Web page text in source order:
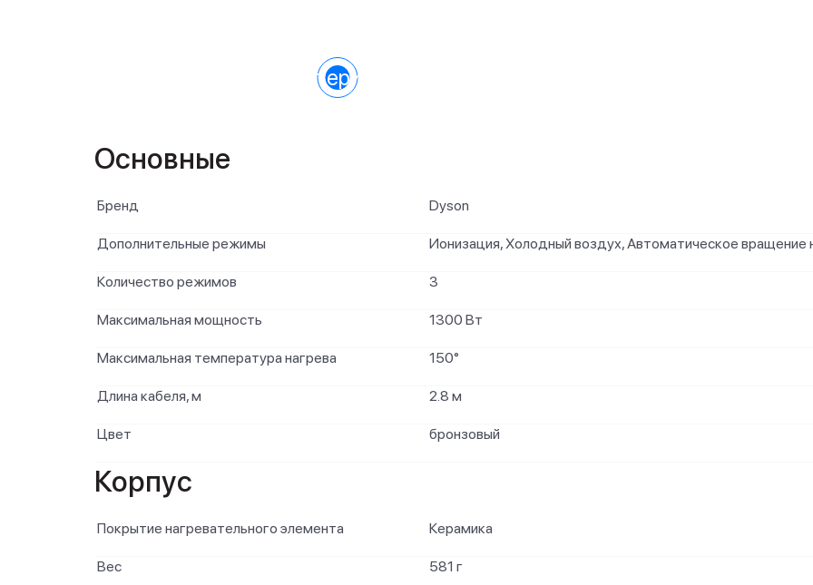
Характеристики
Основные
Бренд Dyson
Дополнительные режимы Ионизация, Холодный воздух, Автоматическое вращение
Количество режимов 3
Максимальная мощность 1300 Вт
Максимальная температура нагрева 150°
Длина кабеля, м 2.8 м
Цвет бронзовый
Корпус
Покрытие нагревательного элемента Керамика
Вес 581 г